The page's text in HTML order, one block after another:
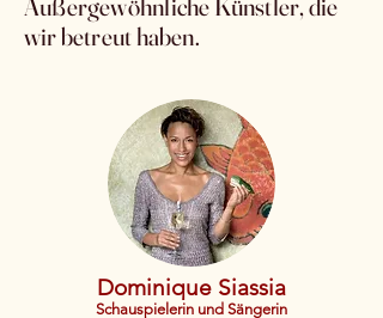
wir betreut haben.
Dominique Siassia
Schauspielerin und Sängerin